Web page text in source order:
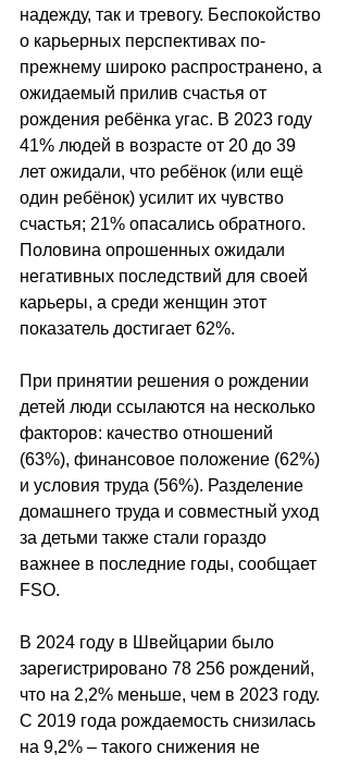
надежду, так и тревогу. Беспокойство
о карьерных перспективах по-
прежнему широко распространено, а
ожидаемый прилив счастья от
рождения ребёнка угас. В 2023 году
41% людей в возрасте от 20 до 39
лет ожидали, что ребёнок (или ещё
один ребёнок) усилит их чувство
счастья; 21% опасались обратного.
Половина опрошенных ожидали
негативных последствий для своей
карьеры, а среди женщин этот
показатель достигает 62%.
При принятии решения о рождении
детей люди ссылаются на несколько
факторов: качество отношений
(63%), финансовое положение (62%)
и условия труда (56%). Разделение
домашнего труда и совместный уход
за детьми также стали гораздо
важнее в последние годы, сообщает
FSO.
В 2024 году в Швейцарии было
зарегистрировано 78 256 рождений,
что на 2,2% меньше, чем в 2023 году.
С 2019 года рождаемость снизилась
на 9,2% – такого снижения не